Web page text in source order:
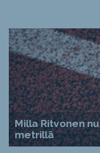
Milla Ritvonen
metrillä